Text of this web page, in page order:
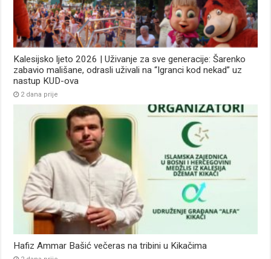
Kalesijsko ljeto 2026 | Uživanje za sve generacije: Šarenko
zabavio mališane, odrasli uživali na “Igranci kod nekad” uz
nastup KUD-ova
2 dana prije
Hafiz Ammar Bašić večeras na tribini u Kikačima